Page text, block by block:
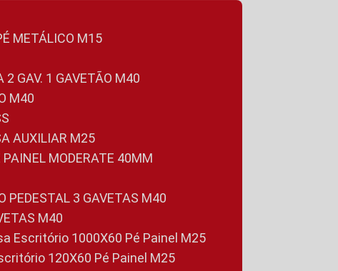
METÁLICO M15
2 GAV. 1 GAVETÃO M40
M40
AUXILIAR M25
PAINEL MODERATE 40MM
PEDESTAL 3 GAVETAS M40
M40
Escritório 1000X60 Pé Painel M25
120X60 Pé Painel M25